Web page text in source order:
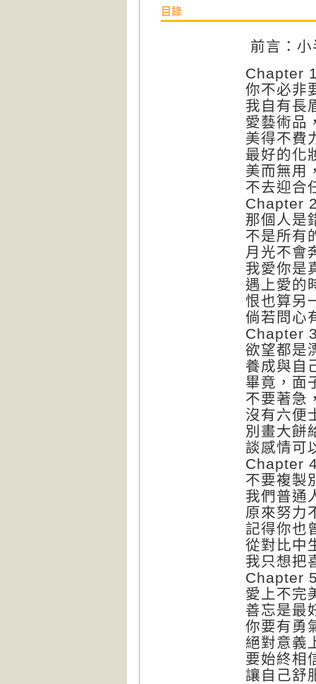
目錄
前言：小
Chapter
你不必非
我自有長
愛藝術品
美得不費
最好的化
美而無用
不去迎合
Chapter
那個人是
不是所有
月光不會
我愛你是
遇上愛的
恨也算另
倘若問心
Chapter
欲望都是
養成與自
畢竟，面
不要著急
沒有六便
別畫大餅
談感情可
Chapter
不要複製
我們普通
原來努力
記得你也
從對比中
我只想把
Chapter
愛上不完
善忘是最
你要有勇
絕對意義
要始終相
讓自己舒